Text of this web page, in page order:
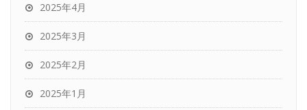
2025年4月
2025年3月
2025年2月
2025年1月